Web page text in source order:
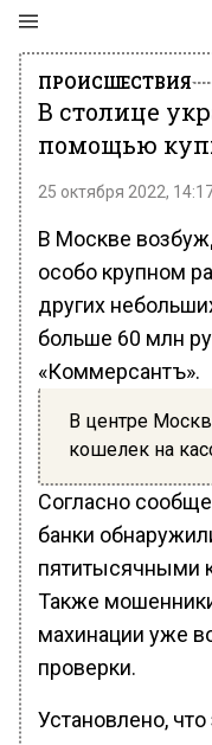
ПРОИСШЕСТВИЯ
В столице
помощью
25 октября 2022,
В Москве
особо крупном
других
больше 60 млн
«Коммерсантъ».
В центре
кошелек на
Согласно
банки
пятитысячными
Также
махинации уже
проверки.
Установлено,